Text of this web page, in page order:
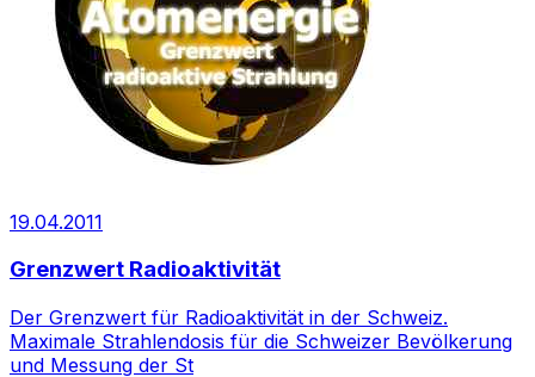
19.04.2011
Grenzwert Radioaktivität
Der Grenzwert für Radioaktivität in der Schweiz.
Maximale Strahlendosis für die Schweizer Bevölkerung
und Messung der St